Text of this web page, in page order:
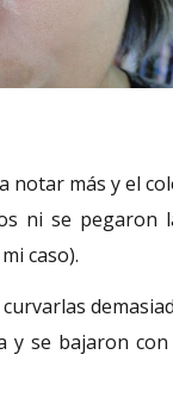
notar más y el
ni se pegaron
caso).
y se bajaron